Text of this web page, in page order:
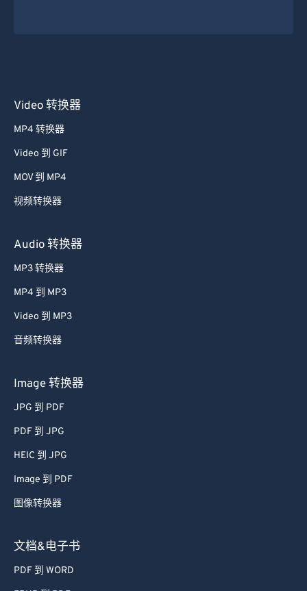
Video 转换器
MP4 转换器
Video 到 GIF
MOV 到 MP4
视频转换器
Audio 转换器
MP3 转换器
MP4 到 MP3
Video 到 MP3
音频转换器
Image 转换器
JPG 到 PDF
PDF 到 JPG
HEIC 到 JPG
Image 到 PDF
图像转换器
文档&电子书
PDF 到 WORD